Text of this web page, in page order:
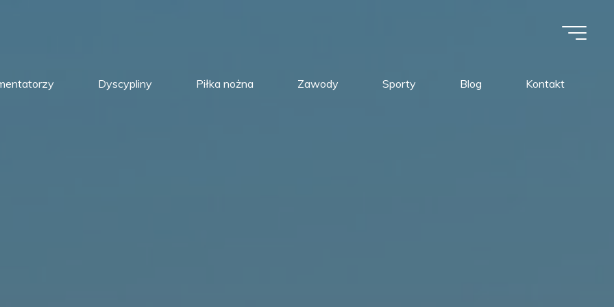
Dyscypliny Piłka nożna Zawody Sporty Blog Kontakt